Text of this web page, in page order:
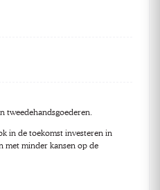
tweedehandsgoederen.
in de toekomst investeren in
met minder kansen op de